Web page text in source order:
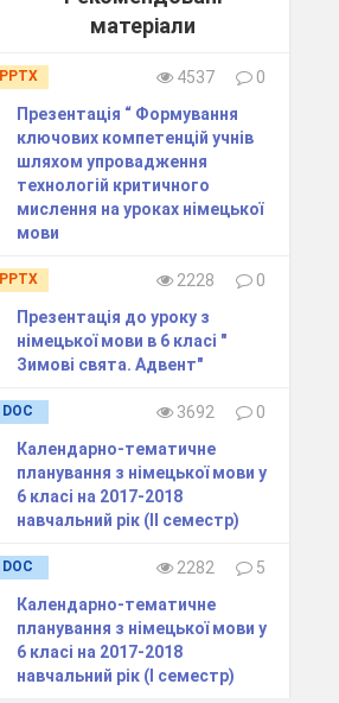
матеріали
PPTX 4537
0
Презентація “ Формування
ключових компетенцій учнів
шляхом упровадження
технологій критичного
мислення на уроках німецької
мови
PPTX 2228
0
Презентація до уроку з
німецької мови в 6 класі "
Зимові свята. Адвент"
DOC 3692
0
Календарно-тематичне
планування з німецької мови у
6 класі на 2017-2018
навчальний рік (ІІ семестр)
DOC 2282
5
Календарно-тематичне
планування з німецької мови у
6 класі на 2017-2018
навчальний рік (І семестр)